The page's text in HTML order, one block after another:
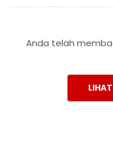
Anda telah